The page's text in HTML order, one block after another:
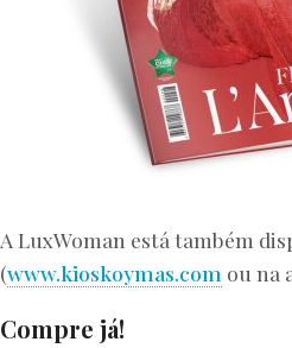
A LuxWoman está também
(www.kioskoymas.com ou na
Compre já!